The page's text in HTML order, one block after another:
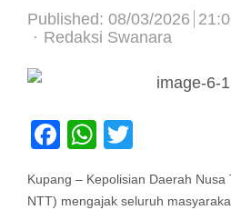
Published: 08/03/2026
Author
Redaksi Swanara
Facebook
WhatsApp
Kupang – Kepolisian Daerah Nusa
NTT) mengajak seluruh